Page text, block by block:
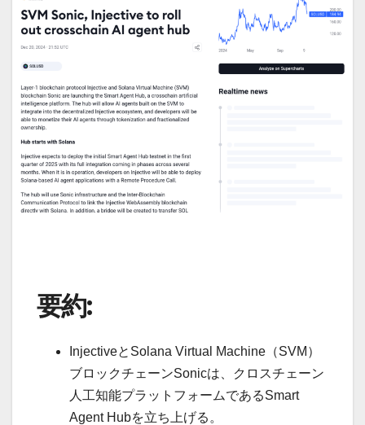
要約:
InjectiveとSolana Virtual Machine（SVM）
ブロックチェーンSonicは、クロスチェーン
人工知能プラットフォームであるSmart
Agent Hubを立ち上げる。